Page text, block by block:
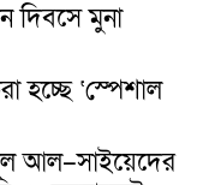
দিবসে মুনা
হচ্ছে ‘স্পেশাল
আল–সাইয়েদের